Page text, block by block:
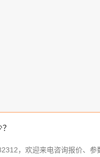
，欢迎来电咨询报价、参